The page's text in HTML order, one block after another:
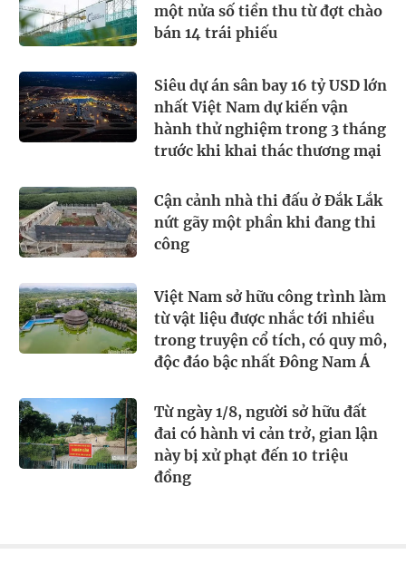
một nửa số tiền thu từ đợt chào
bán 14 trái phiếu
Siêu dự án sân bay 16 tỷ USD lớn
nhất Việt Nam dự kiến vận
hành thử nghiệm trong 3 tháng
trước khi khai thác thương mại
Cận cảnh nhà thi đấu ở Đắk Lắk
nứt gãy một phần khi đang thi
công
Việt Nam sở hữu công trình làm
từ vật liệu được nhắc tới nhiều
trong truyện cổ tích, có quy mô,
độc đáo bậc nhất Đông Nam Á
Từ ngày 1/8, người sở hữu đất
đai có hành vi cản trở, gian lận
này bị xử phạt đến 10 triệu
đồng